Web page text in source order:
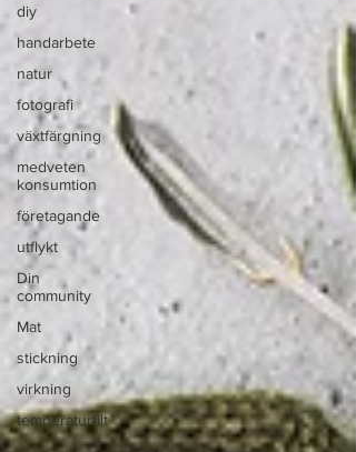
diy
handarbete
natur
fotografi
växtfärgning
medveten
konsumtion
företagande
utflykt
Din
community
Mat
stickning
virkning
temperaturfilt